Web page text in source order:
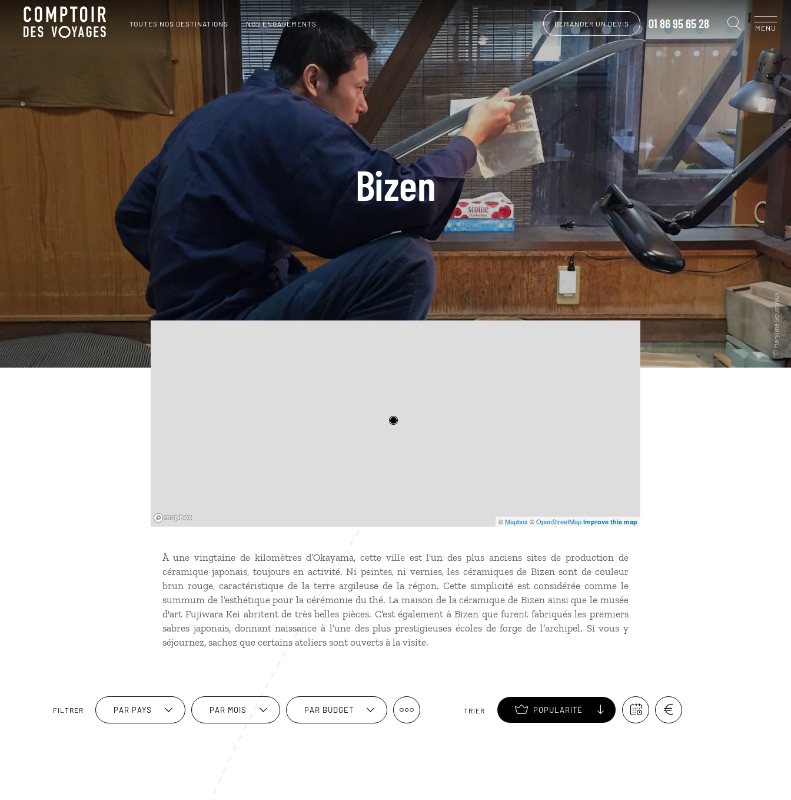
TOUTES NOS DESTINATIONS NOS ENGAGEMENTS DEMANDER UN DEVIS 01 86 95 65 28 MENU
Bizen
©Mapbox ©OpenStreetMap Improve this map
À une vingtaine de kilomètres d’Okayama, cette ville est l'un des plus anciens sites de production de
céramique japonais, toujours en activité. Ni peintes, ni vernies, les céramiques de Bizen sont de couleur
brun rouge, caractéristique de la terre argileuse de la région. Cette simplicité est considérée comme le
summum de l’esthétique pour la cérémonie du thé. La maison de la céramique de Bizen ainsi que le musée
d'art Fujiwara Kei abritent de très belles pièces. C’est également à Bizen que furent fabriqués les premiers
sabres japonais, donnant naissance à l’une des plus prestigieuses écoles de forge de l’archipel. Si vous y
séjournez, sachez que certains ateliers sont ouverts à la visite.
FILTRER PAR PAYS PAR MOIS PAR BUDGET TRIER POPULARITÉ